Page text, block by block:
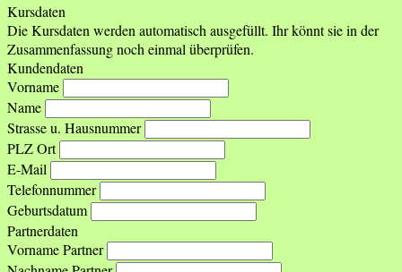
Kursdaten
Die Kursdaten werden automatisch ausgefüllt. Ihr könnt sie in der
Zusammenfassung noch einmal überprüfen.
Kundendaten
Vorname
Name
Strasse u. Hausnummer
PLZ Ort
E-Mail
Telefonnummer
Geburtsdatum
Partnerdaten
Vorname Partner